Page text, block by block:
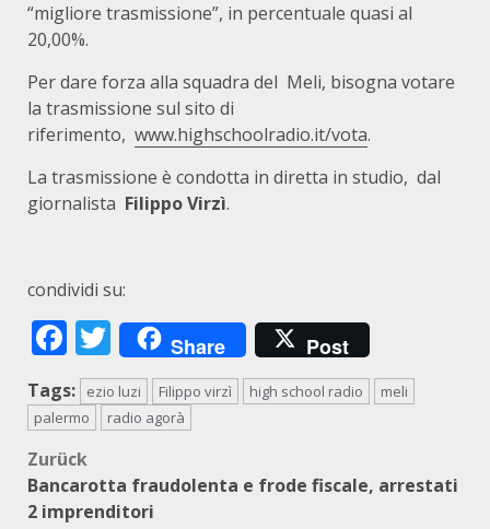
“migliore trasmissione”, in percentuale quasi al
20,00%.
Per dare forza alla squadra del Meli, bisogna votare
la trasmissione sul sito di
riferimento, www.highschoolradio.it/vota.
La trasmissione è condotta in diretta in studio, dal
giornalista Filippo Virzì.
condividi su:
Facebook
Twitter
Share Post
Tags: ezio luzi Filippo virzì high school radio
meli
palermo
radio agorà
Beitragsnavigation
Zurück
Bancarotta fraudolenta e frode fiscale, arrestati
2 imprenditori